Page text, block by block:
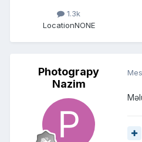
1.3k
LocationNONE
Photograpy
Nazim